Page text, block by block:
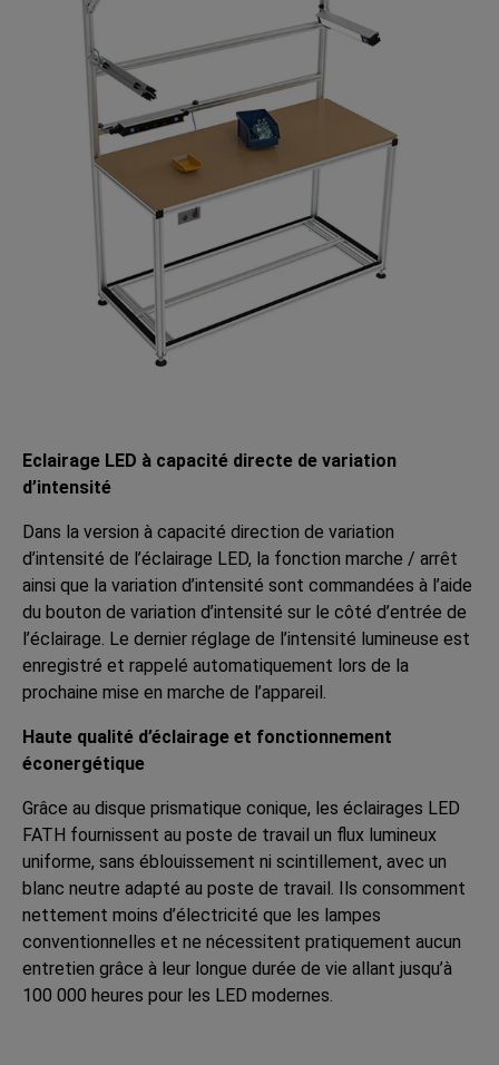
Eclairage LED à capacité directe de variation
d’intensité
Dans la version à capacité direction de variation
d’intensité de l’éclairage LED, la fonction marche / arrêt
ainsi que la variation d’intensité sont commandées à l’aide
du bouton de variation d’intensité sur le côté d’entrée de
l’éclairage. Le dernier réglage de l’intensité lumineuse est
enregistré et rappelé automatiquement lors de la
prochaine mise en marche de l’appareil.
Haute qualité d’éclairage et fonctionnement
éconergétique
Grâce au disque prismatique conique, les éclairages LED
FATH fournissent au poste de travail un flux lumineux
uniforme, sans éblouissement ni scintillement, avec un
blanc neutre adapté au poste de travail. Ils consomment
nettement moins d’électricité que les lampes
conventionnelles et ne nécessitent pratiquement aucun
entretien grâce à leur longue durée de vie allant jusqu’à
100 000 heures pour les LED modernes.